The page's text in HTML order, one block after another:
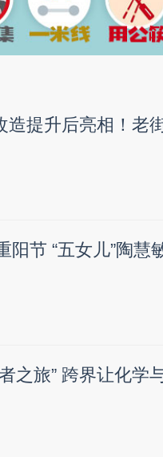
提升后亮相！老
阳节 “五女儿”陶慧
之旅” 跨界让化学